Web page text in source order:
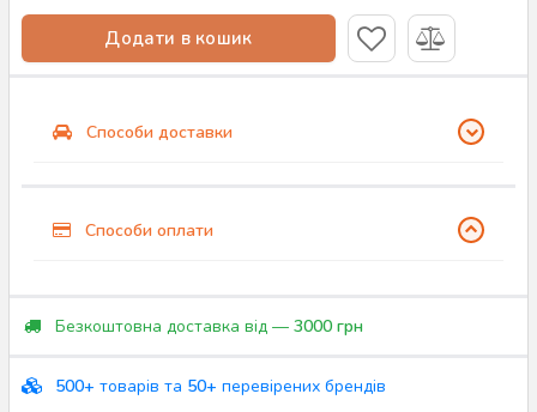
Додати в кошик
Способи доставки
Способи оплати
Безкоштовна доставка від — 3000 грн
500+ товарів та 50+ перевірених брендів